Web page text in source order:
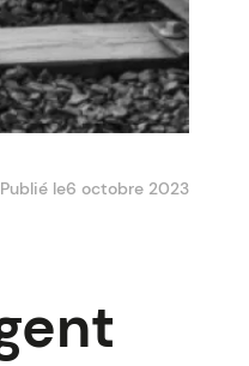
Publié le6 octobre 2023